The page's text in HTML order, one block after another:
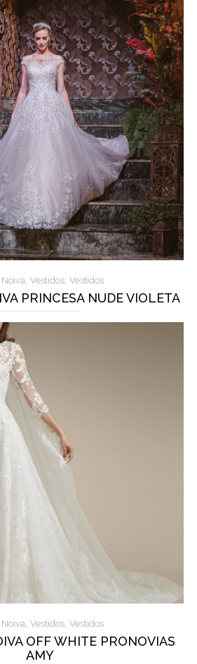
, Vestidos, Vestidos
PRINCESA NUDE VIOLETA
, Vestidos, Vestidos
OFF WHITE PRONOVIAS
AMY